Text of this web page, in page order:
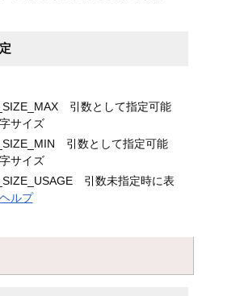
引数として指定可能
サイズ
引数として指定可能
サイズ
引数未指定時に表
ヘルプ